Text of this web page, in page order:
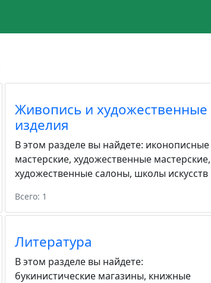
Живопись и художественные
изделия
В этом разделе вы найдете: иконописные
мастерские,художественные мастерские,
художественные салоны, школы искусств
Всего: 1
Литература
В этом разделе вы найдете:
букинистические магазины, книжные